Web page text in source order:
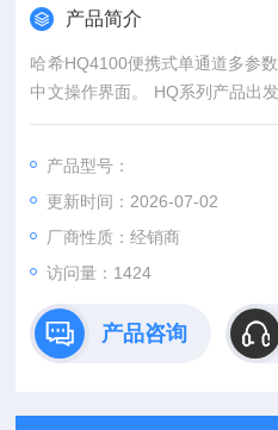
产品简介
哈希HQ4100便携式单通道多参
中文操作界面。 HQ系列产品出
于操作
产品型号：
更新时间：2026-07-02
厂商性质：经销商
访问量：1424
产品咨询